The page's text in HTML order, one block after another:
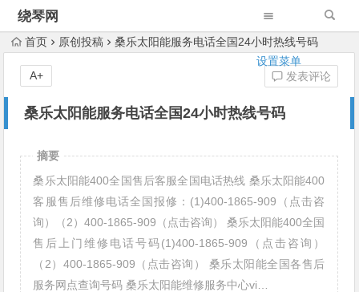
绕琴网
设置菜单
首页 原创投稿 桑乐太阳能服务电话全国24小时热线号码
桑乐太阳能服务电话全国24小时热线号码
发表评论
A+
摘要
桑乐太阳能400全国售后客服全国电话热线 桑乐太阳能400
客服售后维修电话全国报修：(1)400-1865-909（点击咨
询）（2）400-1865-909（点击咨询） 桑乐太阳能400全国
售后上门维修电话号码(1)400-1865-909（点击咨询）
（2）400-1865-909（点击咨询） 桑乐太阳能全国各售后
服务网点查询号码 桑乐太阳能维修服务中心vi…